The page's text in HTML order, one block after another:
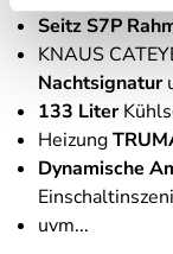
Seitz S7P
KNAUS
Nachtsignatur
133 Liter
Heizung
Dynamische
uvm...